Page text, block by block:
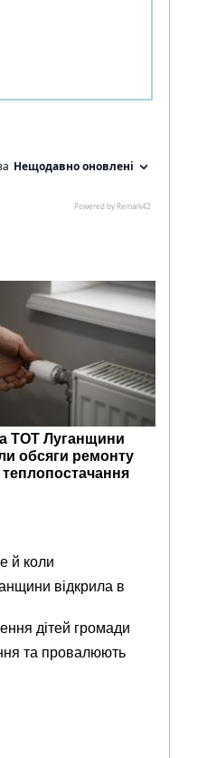
ТОТ Луганщини
обсяги ремонту
й коли
відкрила в
дітей громади
та провалюють